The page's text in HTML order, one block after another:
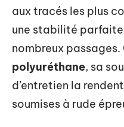
aux tracés les plus
une stabilité
nombreux passages.
polyuréthane, sa
d’entretien la
soumises à rude